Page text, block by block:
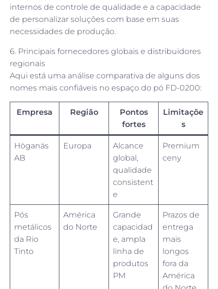
internos de controle de qualidade e a capacidade
de personalizar soluções com base em suas
necessidades de produção.
6. Principais fornecedores globais e distribuidores
regionais
Aqui está uma análise comparativa de alguns dos
nomes mais confiáveis no espaço do pó FD-0200:
Empresa Região
Pontos
fortes
Limitaçõe
s
Höganäs
AB
Europa
Alcance
global,
qualidade
consistent
e
Premium
ceny
Pós
metálicos
da Rio
Tinto
América
do Norte
Grande
capacidad
e, ampla
linha de
produtos
PM
Prazos de
entrega
mais
longos
fora da
América